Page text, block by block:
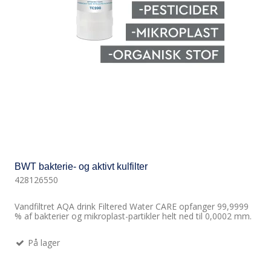
BWT bakterie- og aktivt kulfilter
428126550
Vandfiltret AQA drink Filtered Water CARE opfanger 99,9999
% af bakterier og mikroplast-partikler helt ned til 0,0002 mm.
På lager